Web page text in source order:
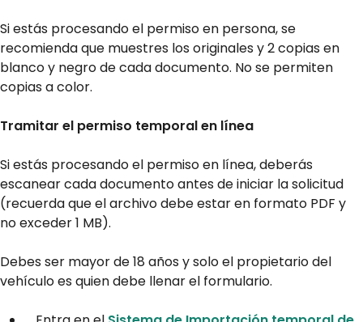
Si estás procesando el permiso en persona, se
recomienda que muestres los originales y 2 copias en
blanco y negro de cada documento. No se permiten
copias a color.
Tramitar el permiso temporal en línea
Si estás procesando el permiso en línea, deberás
escanear cada documento antes de iniciar la solicitud
(recuerda que el archivo debe estar en formato PDF y
no exceder 1 MB).
Debes ser mayor de 18 años y solo el propietario del
vehículo es quien debe llenar el formulario.